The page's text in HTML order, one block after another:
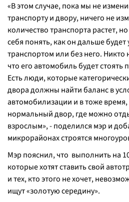
«В этом случае, пока мы не
транспорту и двору, ничего не
количество транспорта растет,
себя понять, как он дальше будет
транспортом или без него. Никто
что его автомобиль будет
Есть люди, которые
двора должны найти баланс в
автомобилизации и в тоже
нормальный двор, где можно
взрослым», - поделился мэр и
микрорайонах строятся
Мэр пояснил, что выполнить на
которые хотят ставить свой
и тех, кто этого не хочет,
ищут «золотую середину».